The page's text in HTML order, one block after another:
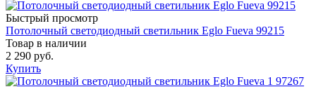
Быстрый просмотр
Потолочный светодиодный светильник Eglo Fueva 99215
Товар в наличии
2 290 руб.
Купить